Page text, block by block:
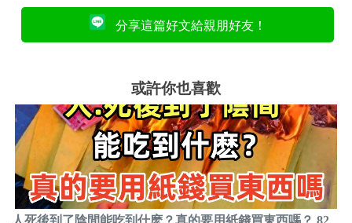
分享這篇好文給親朋好友！
或許你也喜歡
人死後到了陰間能吃到什麽？真的要用紙錢買東西嗎？ 82